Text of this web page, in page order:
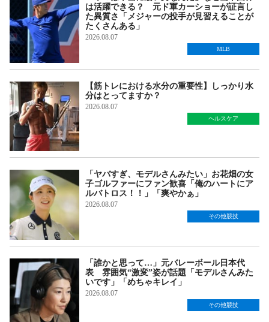
は活躍できる？ 元ド軍カーショーが証言し
た異質さ「メジャーの投手が見習えることが
たくさんある」
2026.08.07
MLB
【筋トレにおける水分の重要性】しっかり水
分はとってますか？
2026.08.07
ヘルスケア
「ヤバすぎ、モデルさんみたい」お花畑の女
子ゴルファーにファン歓喜「俺のハートにア
ルバトロス！！」「爽やかぁ」
2026.08.07
その他競技
「誰かと思って…」元バレーボール日本代
表 雰囲気“激変”姿が話題「モデルさんみた
いです」「めちゃキレイ」
2026.08.07
その他競技